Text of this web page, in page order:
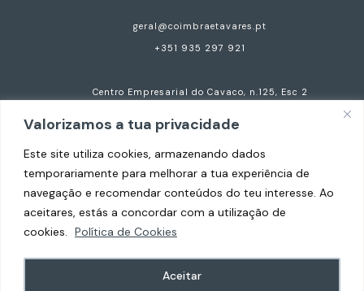
Valorizamos a tua privacidade
Este site utiliza cookies, armazenando dados
temporariamente para melhorar a tua experiência de
navegação e recomendar conteúdos do teu interesse. Ao
aceitares, estás a concordar com a utilização de
cookies.
Política de Cookies
Aceitar
geral@coimbraetavares.pt
+351 935 297 921
Centro Empresarial do Cavaco, n.125, Esc 2
Copyright © 2026 Coimbra e Tavares Advogados.